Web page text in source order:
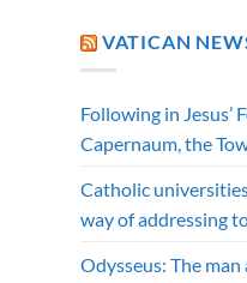
VATICAN
Following in Jesus’
Capernaum, the
Catholic
way of addressing
Odysseus: The